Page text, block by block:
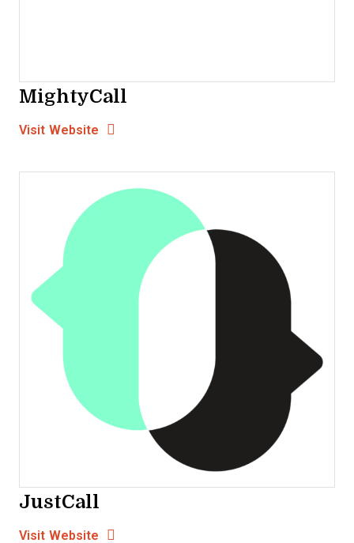
MightyCall
Visit Website Opens New Window
JustCall
Visit Website Opens New Window